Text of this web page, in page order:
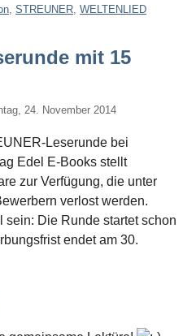
STREUNER WELTENLIED
mit 15
24. November 2014
Leserunde bei
Edel E-Books stellt
zur Verfügung, die unter
verlost werden.
Die Runde startet schon
endet am 30.